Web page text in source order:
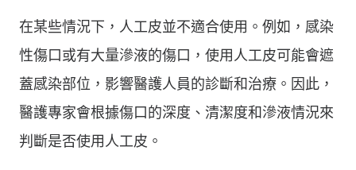
在某些情況下，人工皮並不適合使用。例如，感染
性傷口或有大量滲液的傷口，使用人工皮可能會遮
蓋感染部位，影響醫護人員的診斷和治療。因此，
醫護專家會根據傷口的深度、清潔度和滲液情況來
判斷是否使用人工皮。